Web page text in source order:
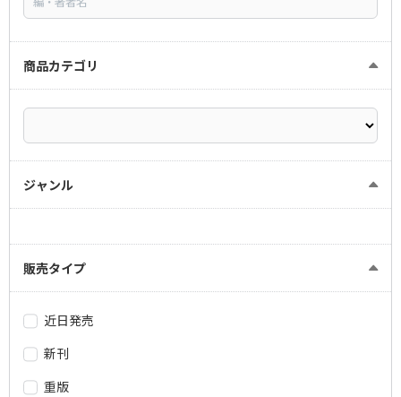
商品カテゴリ
ジャンル
販売タイプ
近日発売
新刊
重版